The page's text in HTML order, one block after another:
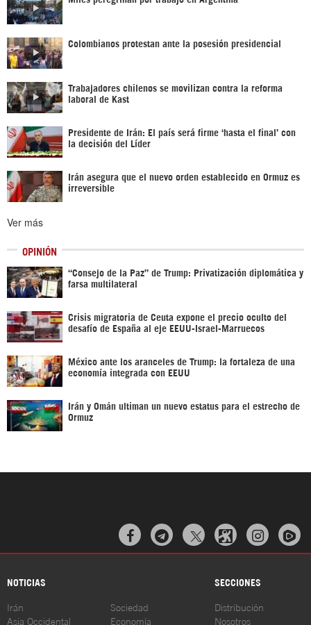
Colombianos protestan ante la posesión presidencial
Trabajadores chilenos se movilizan contra la reforma
laboral de Kast
Presidente de Irán: El país será firme ‘hasta el final’ con
la decisión del Líder
Irán asegura que el nuevo orden establecido en Ormuz es
irreversible
Ver más
OPINIÓN
“Consejo de la Paz” de Trump: Privatización diplomática y
farsa multilateral
Crisis migratoria de Ceuta expone el precio oculto del
desafío de España al eje EEUU-Israel-Marruecos
México ante los aranceles de Trump: la fortaleza de una
economía integrada con EEUU
Irán y Omán ultiman un nuevo estatus para el estrecho de
Ormuz
  
NOTICIAS SECCIONES
Irán
Asia Occidental
Sociedad
Economía
Distribución
Nosotros